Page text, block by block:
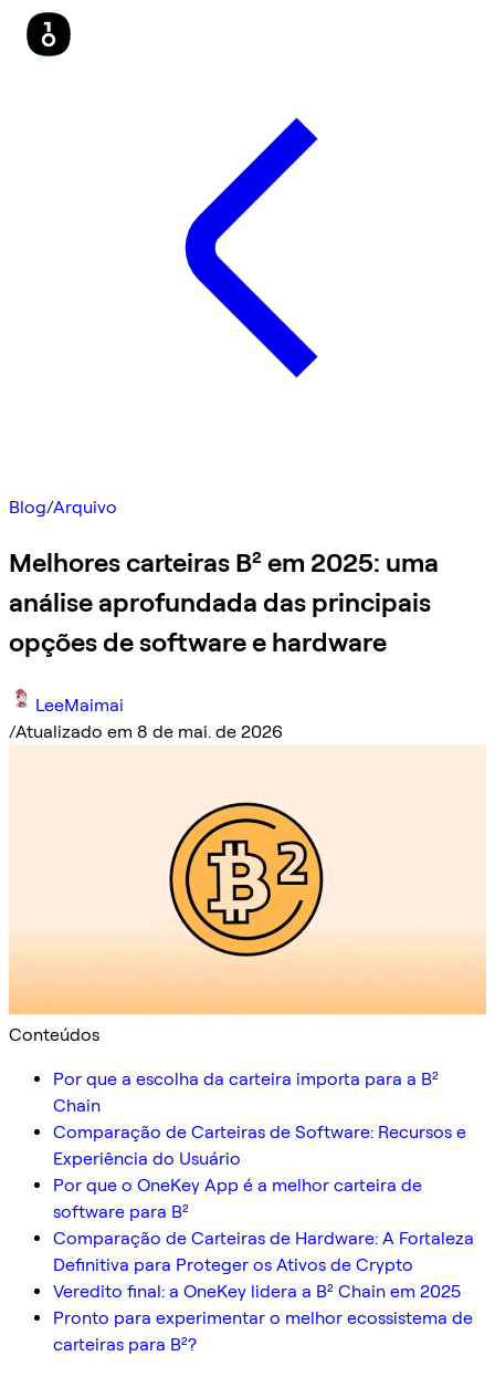
Blog/Arquivo
Melhores carteiras B² em 2025: uma
análise aprofundada das principais
opções de software e hardware
LeeMaimai
/Atualizado em 8 de mai. de 2026
Conteúdos
Por que a escolha da carteira importa para a B²
Chain
Comparação de Carteiras de Software: Recursos e
Experiência do Usuário
Por que o OneKey App é a melhor carteira de
software para B²
Comparação de Carteiras de Hardware: A Fortaleza
Definitiva para Proteger os Ativos de Crypto
Veredito final: a OneKey lidera a B² Chain em 2025
Pronto para experimentar o melhor ecossistema de
carteiras para B²?